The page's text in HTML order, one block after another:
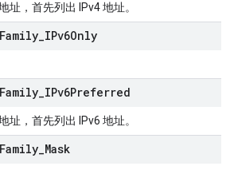
址，首先列出 IPv4 地址。
Family IPv6Only
Family IPv6Preferred
址，首先列出 IPv6 地址。
Family Mask